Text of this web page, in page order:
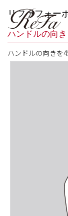
リファフォー
ハンドルの向き
ハンドルの向きを